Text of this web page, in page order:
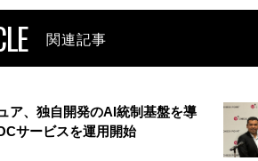
関連記事
ア、独自開発のAI統制基盤を導
サービスを運用開始